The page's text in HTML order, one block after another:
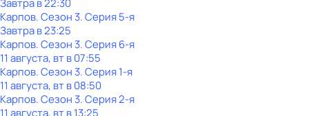
Завтра в 22:30
Карпов. Сезон 3. Серия 5-я
Завтра в 23:25
Карпов. Сезон 3. Серия 6-я
11 августа, вт в 07:55
Карпов. Сезон 3. Серия 1-я
11 августа, вт в 08:50
Карпов. Сезон 3. Серия 2-я
11 августа, вт в 13:25